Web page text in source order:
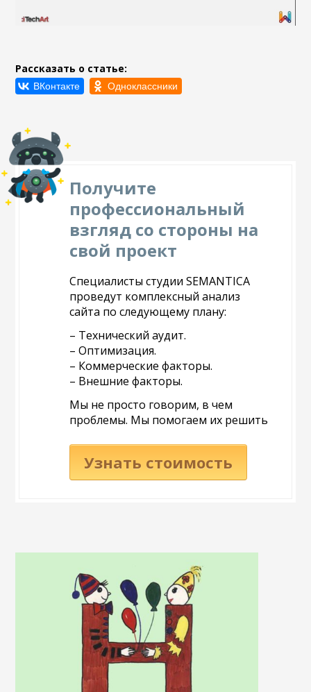
Рассказать о статье:
Получите
профессиональный
взгляд со стороны на
свой проект
Специалисты студии SEMANTICA
проведут комплексный анализ
сайта по следующему плану:
– Технический аудит.
– Оптимизация.
– Коммерческие факторы.
– Внешние факторы.
Мы не просто говорим, в чем
проблемы. Мы помогаем их решить
Узнать стоимость